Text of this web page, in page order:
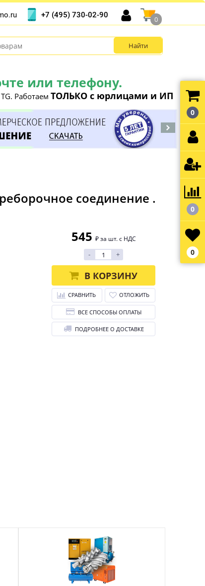
или телефону.
Работаем ТОЛЬКО с юрлицами и ИП
+7 (495) 730-02-90
0
соединение .
545 ₽ за шт. с НДС
- +
В КОРЗИНУ
СРАВНИТЬ ОТЛОЖИТЬ
ВСЕ СПОСОБЫ ОПЛАТЫ
ПОДРОБНЕЕ О ДОСТАВКЕ
0
0
0